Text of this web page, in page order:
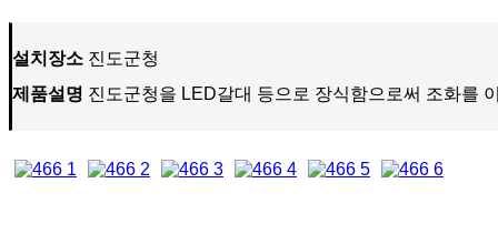
설치장소 진도군청
제품설명 진도군청을 LED갈대 등으로 장식함으로써 조화를